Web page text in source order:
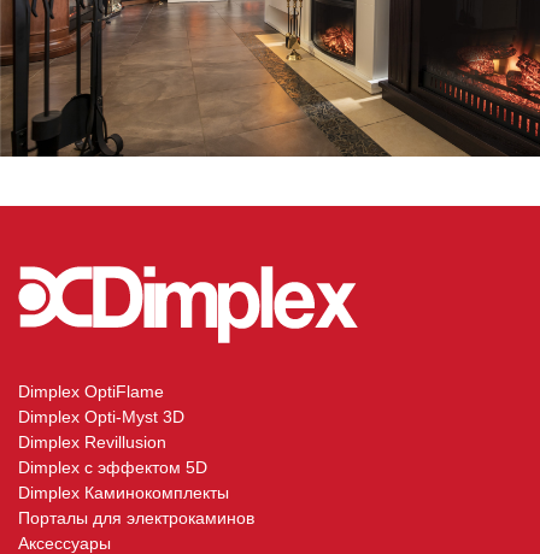
Dimplex OptiFlame
Dimplex Opti-Myst 3D
Dimplex Revillusion
Dimplex с эффектом 5D
Dimplex Каминокомплекты
Порталы для электрокаминов
Аксессуары